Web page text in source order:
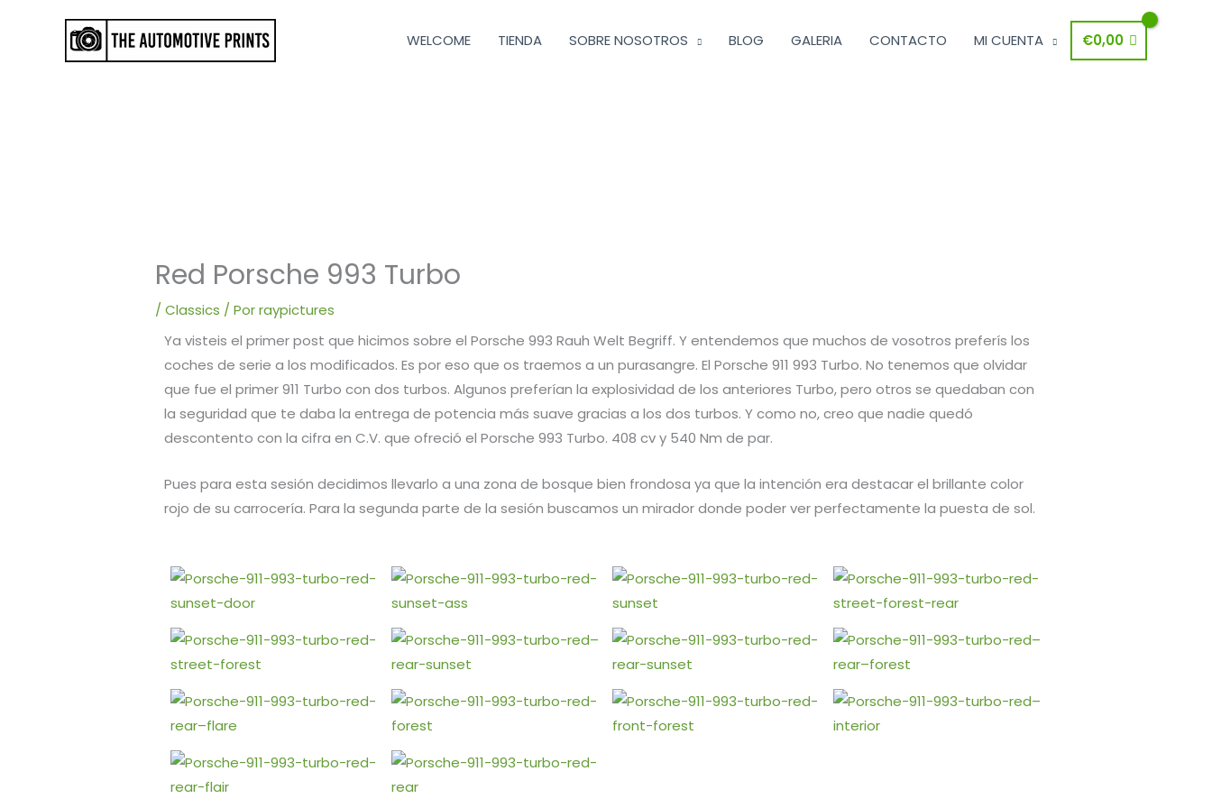
contenido
WELCOME TIENDA SOBRE NOSOTROS BLOG GALERIA CONTACTO MI CUENTA €0,00
Red Porsche 993 Turbo
/Classics / Porraypictures
Ya visteis el primer post que hicimos sobre el Porsche 993 Rauh Welt Begriff. Y entendemos que muchos de vosotros preferís los
coches de serie a los modificados. Es por eso que os traemos a un purasangre. El Porsche 911 993 Turbo. No tenemos que olvidar
que fue el primer 911 Turbo con dos turbos. Algunos preferían la explosividad de los anteriores Turbo, pero otros se quedaban con
la seguridad que te daba la entrega de potencia más suave gracias a los dos turbos. Y como no, creo que nadie quedó
descontento con la cifra en C.V. que ofreció el Porsche 993 Turbo. 408 cv y 540 Nm de par.
Pues para esta sesión decidimos llevarlo a una zona de bosque bien frondosa ya que la intención era destacar el brillante color
rojo de su carrocería. Para la segunda parte de la sesión buscamos un mirador donde poder ver perfectamente la puesta de sol.